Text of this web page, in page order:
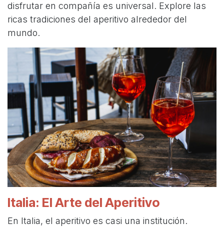
disfrutar en compañía es universal. Explore las
ricas tradiciones del aperitivo alrededor del
mundo.
Italia: El Arte del Aperitivo
En Italia, el aperitivo es casi una institución.